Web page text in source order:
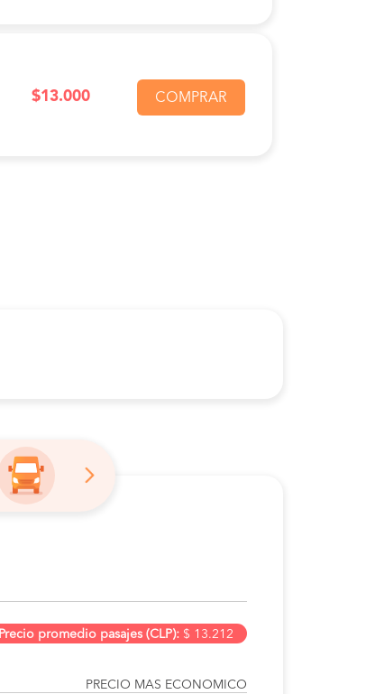
$13.000 COMPRAR
Precio promedio pasajes (CLP): $ 13.212
PRECIO MAS ECONOMICO